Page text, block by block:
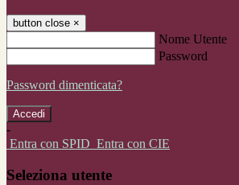
button close ×
Nome Utente
Password
Password dimenticata?
-
Entra con SPID Entra con CIE
Seleziona utente